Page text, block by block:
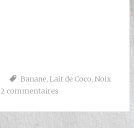
Banane, Lait de Coco, Noix
2 commentaires